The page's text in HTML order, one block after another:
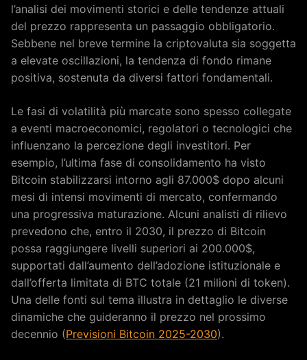
l’analisi dei movimenti storici e delle tendenze attuali
del prezzo rappresenta un passaggio obbligatorio.
Sebbene nel breve termine la criptovaluta sia soggetta
a elevate oscillazioni, la tendenza di fondo rimane
positiva, sostenuta da diversi fattori fondamentali.
Le fasi di volatilità più marcate sono spesso collegate
a eventi macroeconomici, regolatori o tecnologici che
influenzano la percezione degli investitori. Per
esempio, l’ultima fase di consolidamento ha visto
Bitcoin stabilizzarsi intorno agli 87.000$ dopo alcuni
mesi di intensi movimenti di mercato, confermando
una progressiva maturazione. Alcuni analisti di rilievo
prevedono che, entro il 2030, il prezzo di Bitcoin
possa raggiungere livelli superiori ai 200.000$,
supportati dall’aumento dell’adozione istituzionale e
dall’offerta limitata di BTC totale (21 milioni di token).
Una delle fonti sul tema illustra in dettaglio le diverse
dinamiche che guideranno il prezzo nel prossimo
decennio (Previsioni Bitcoin 2025-2030).